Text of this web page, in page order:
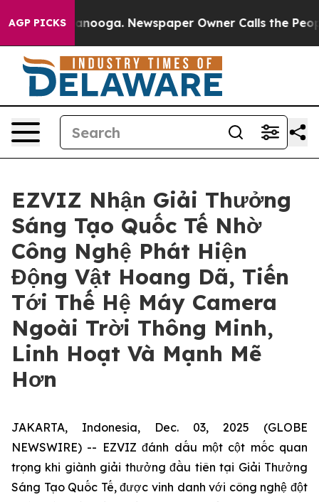
AGP PICKS
Chattanooga. Newspaper Owner Calls the People
EZVIZ Nhận Giải Thưởng
Sáng Tạo Quốc Tế Nhờ
Công Nghệ Phát Hiện
Động Vật Hoang Dã, Tiến
Tới Thế Hệ Máy Camera
Ngoài Trời Thông Minh,
Linh Hoạt Và Mạnh Mẽ
Hơn
JAKARTA, Indonesia, Dec. 03, 2025 (GLOBE
NEWSWIRE) -- EZVIZ đánh dấu một cột mốc quan
trọng khi giành giải thưởng đầu tiên tại Giải Thưởng
Sáng Tạo Quốc Tế, được vinh danh với công nghệ đột